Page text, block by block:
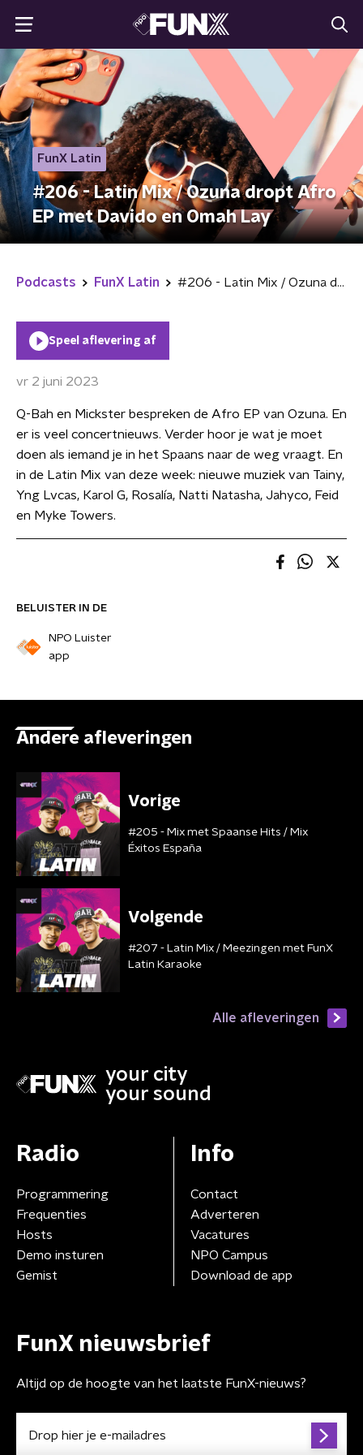
FunX Latin
#206 - Latin Mix / Ozuna dropt Afro
EP met Davido en Omah Lay
Podcasts FunX Latin #206 - Latin Mix / Ozuna dropt Afro EP met Davido en Omah Lay
BELUISTER IN DE
NPO Luister
app
Speel aflevering af
vr 2 juni 2023
Q-Bah en Mickster bespreken de Afro EP van Ozuna. En
er is veel concertnieuws. Verder hoor je wat je moet
doen als iemand je in het Spaans naar de weg vraagt. En
in de Latin Mix van deze week: nieuwe muziek van Tainy,
Yng Lvcas, Karol G, Rosalía, Natti Natasha, Jahyco, Feid
en Myke Towers.
Andere afleveringen
Vorige
#205 - Mix met Spaanse Hits / Mix
Éxitos España
Volgende
#207 - Latin Mix / Meezingen met FunX
Latin Karaoke
Alle afleveringen
your city
your sound
Radio
Programmering
Frequenties
Hosts
Demo insturen
Gemist
Info
Contact
Adverteren
Vacatures
NPO Campus
Download de app
FunX nieuwsbrief
Altijd op de hoogte van het laatste FunX-nieuws?